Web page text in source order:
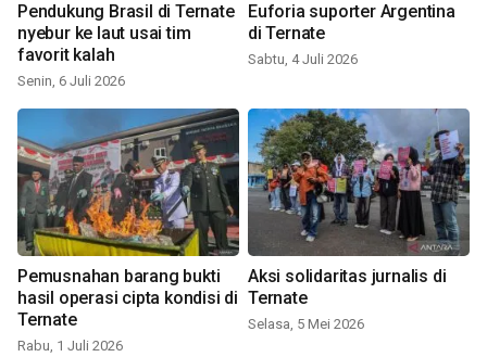
Pendukung Brasil di Ternate
nyebur ke laut usai tim
favorit kalah
Senin, 6 Juli 2026
Euforia suporter Argentina
di Ternate
Sabtu, 4 Juli 2026
Pemusnahan barang bukti
hasil operasi cipta kondisi di
Ternate
Rabu, 1 Juli 2026
Aksi solidaritas jurnalis di
Ternate
Selasa, 5 Mei 2026